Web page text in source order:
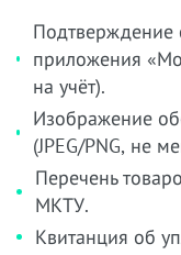
Подтверждение
приложения
на учёт).
Изображение
(JPEG/PNG, не
Перечень
МКТУ.
Квитанция об